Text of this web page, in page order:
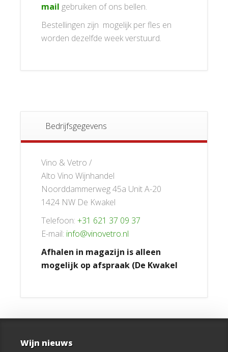
mail gebruiken of ons bellen.
Bestellingen zijn mogelijk per fles en
worden dezelfde week verstuurd.
Bedrijfsgegevens
Vino & Vetro /
Alto Vino Wijnhandel
Noorddammerweg 45a Unit A-20
1424 NW De Kwakel
Telefoon: +31 621 37 09 37
E-mail: info@vinovetro.nl
Afhalen in magazijn is alleen
mogelijk op afspraak (De Kwakel
Wijn nieuws